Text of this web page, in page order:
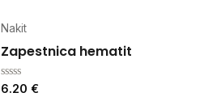
Nakit
Zapestnica hematit
Ocenjeno
6.20 €